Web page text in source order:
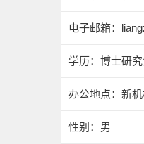
电子邮箱：
学历：博士研
办公地点：新
性别：男